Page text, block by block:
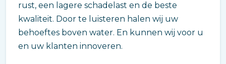
rust, een lagere schadelast en de beste
kwaliteit. Door te luisteren halen wij uw
behoeftes boven water. En kunnen wij voor u
en uw klanten innoveren.